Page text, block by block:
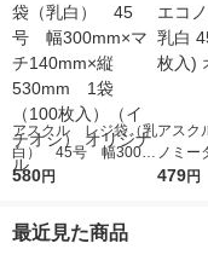
アスクル レジ袋（乳
白） 45号 幅300m
m×マチ140mm×縦53
リジナル
580円
アスク
ノミー
号 1袋
479円
最近見た商品